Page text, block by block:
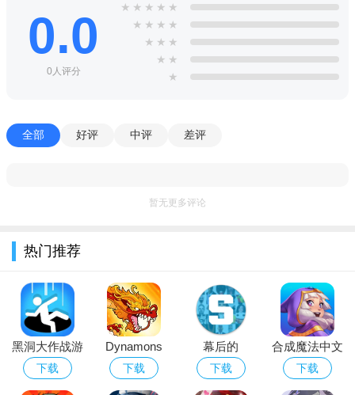
BOSS关卡，难度阶梯式提升。敌人以兽人为主，涵盖近战冲锋
的斧兵、远程投射的弓箭手、高防御的重甲兵，BOSS级敌人如
巨锤兽人还具备范围攻击技能，需针对性布局防御。
掉落升级强化。塔防建筑共19种，包含寒冰塔（减速控场）、毒
家园与福利生态：家园系统作为局外养成核心，升级粮仓、
线也能积累资源。福利体系涵盖新手礼包、日常任务与活动奖
通过资源积累解锁核心内容。
0.0
0人评分
★ ★ ★ ★ ★
★ ★ ★ ★
★ ★ ★
★ ★
★
全部 好评 中评 差评
暂无更多评论
热门推荐
黑洞大作战游
戏下载中文版
下载
Dynamons
World下载
2026最新版
下载
幕后的
Nextbots沙盒
游戏安卓最新
下载
合成魔法中文
版
下载